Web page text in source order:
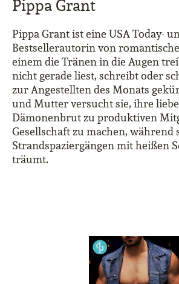
Pippa Grant
Pippa Grant ist eine USA Today-
Bestsellerautorin von
einem die Tränen in die Augen
nicht gerade liest, schreibt oder
zur Angestellten des Monats
und Mutter versucht sie, ihre
Dämonenbrut zu produktiven
Gesellschaft zu machen, während
Strandspaziergängen mit heißen
träumt.